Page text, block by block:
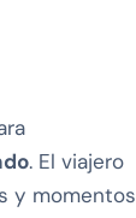
. El viajero
y momentos